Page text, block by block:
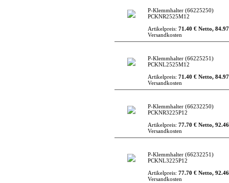
P-Klemmhalter (66225250)
PCKNR2525M12
Artikelpreis: 71.40 € Netto,
Versandkosten
P-Klemmhalter (66225251)
PCKNL2525M12
Artikelpreis: 71.40 € Netto,
Versandkosten
P-Klemmhalter (66232250)
PCKNR3225P12
Artikelpreis: 77.70 € Netto,
Versandkosten
P-Klemmhalter (66232251)
PCKNL3225P12
Artikelpreis: 77.70 € Netto,
Versandkosten